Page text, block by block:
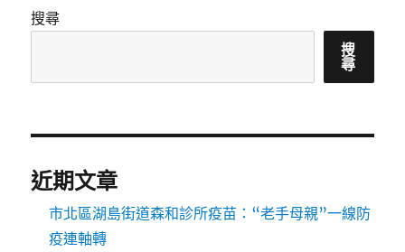
搜尋
搜
尋
近期文章
市北區湖島街道森和診所疫苗：“老手母親”一線防
疫連軸轉